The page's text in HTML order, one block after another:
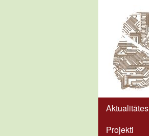
Aktualitātes
Projekti